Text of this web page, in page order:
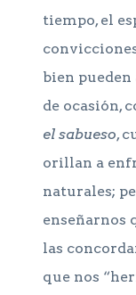
tiempo, el
bien
de ocasión,
el sabueso,
orillan a
naturales;
enseñarnos
las
que nos